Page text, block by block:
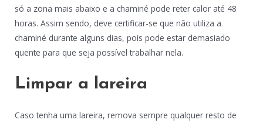
só a zona mais abaixo e a chaminé pode reter calor até 48
horas. Assim sendo, deve certificar-se que não utiliza a
chaminé durante alguns dias, pois pode estar demasiado
quente para que seja possível trabalhar nela.
Limpar a lareira
Caso tenha uma lareira, remova sempre qualquer resto de